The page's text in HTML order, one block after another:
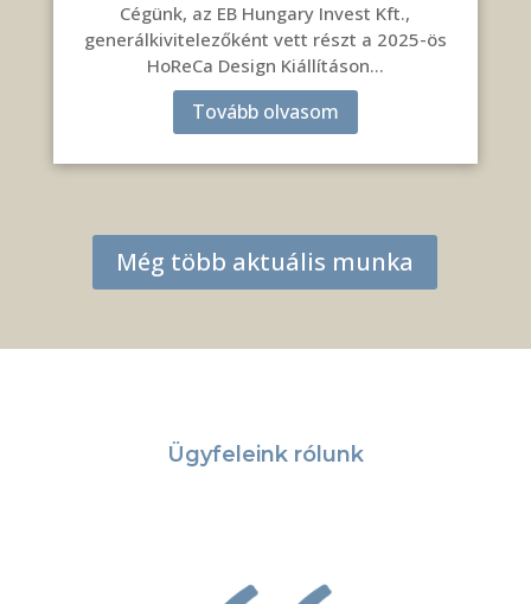
Cégünk, az EB Hungary Invest Kft.,
generálkivitelezőként vett részt a 2025-ös
HoReCa Design Kiállításon…
Tovább olvasom
Még több aktuális munka
Ügyfeleink rólunk